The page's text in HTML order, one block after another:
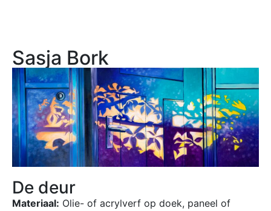
Sasja Bork
De deur
Materiaal: Olie- of acrylverf op doek, paneel of